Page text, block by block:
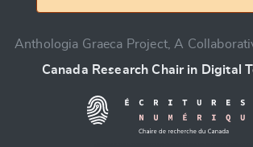
Anthologia Graeca Project, A
Canada Research Chair in Digital